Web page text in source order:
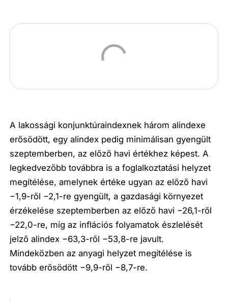
A lakossági konjunktúraindexnek három alindexe
erősödött, egy alindex pedig minimálisan gyengült
szeptemberben, az előző havi értékhez képest. A
legkedvezőbb továbbra is a foglalkoztatási helyzet
megítélése, amelynek értéke ugyan az előző havi
−1,9-ről −2,1-re gyengült, a gazdasági környezet
érzékelése szeptemberben az előző havi −26,1-ről
−22,0-re, míg az inflációs folyamatok észlelését
jelző alindex −63,3-ről −53,8-re javult.
Mindeközben az anyagi helyzet megítélése is
tovább erősödött −9,9-ről −8,7-re.